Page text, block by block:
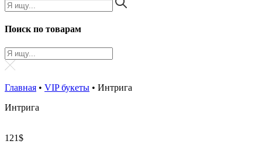
Поиск по товарам
Главная • VIP букеты • Интрига
Интрига
121$